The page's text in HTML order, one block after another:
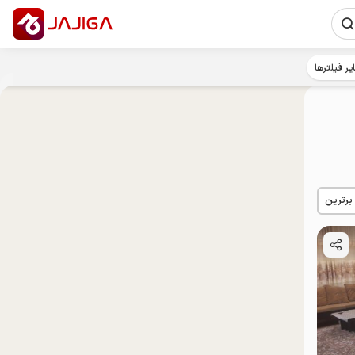
برترین
فیلترها